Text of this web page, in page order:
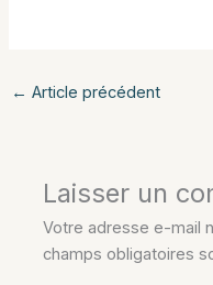
← Article précédent
Laisser un
Votre adresse e-mail
champs obligatoires